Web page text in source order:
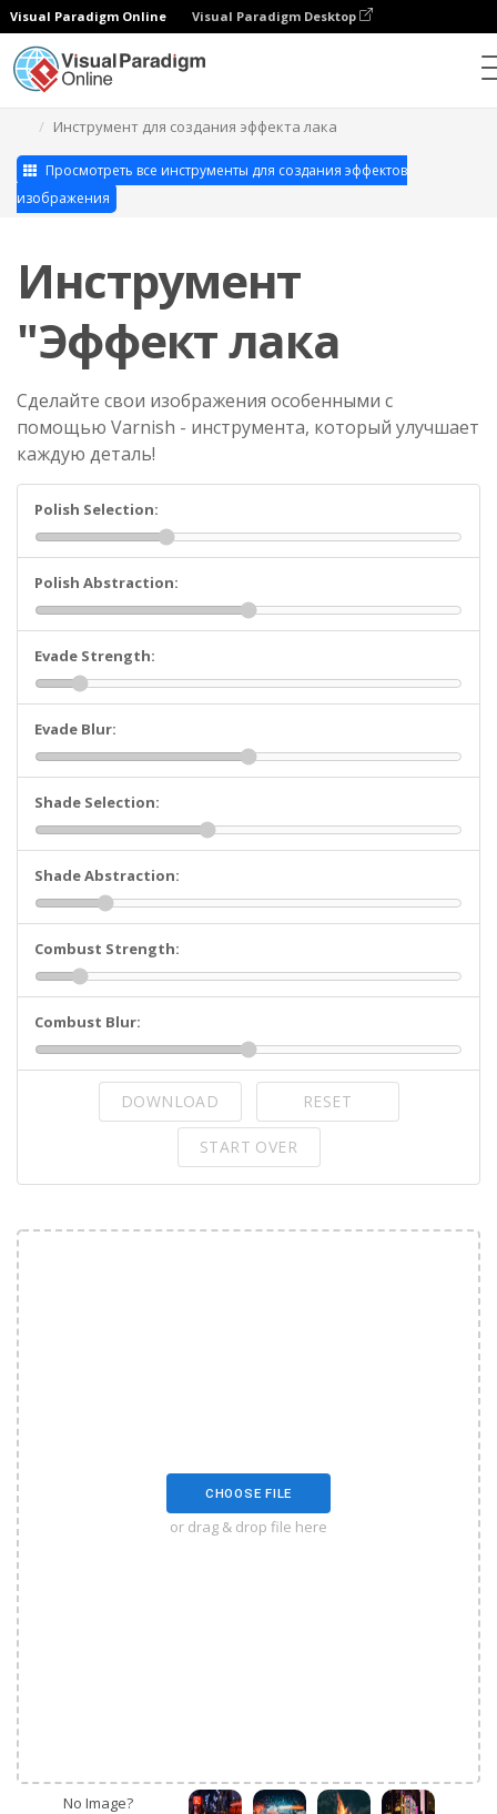
Visual Paradigm Online Visual Paradigm Desktop
Инструмент для создания эффекта лака
Просмотреть все инструменты для создания эффектов
изображения
Инструмент
"Эффект лака
Сделайте свои изображения особенными с
помощью Varnish - инструмента, который улучшает
каждую деталь!
Polish Selection:
Polish Abstraction:
Evade Strength:
Evade Blur:
Shade Selection:
Shade Abstraction:
Combust Strength:
Combust Blur:
DOWNLOAD RESET
START OVER
CHOOSE FILE
or drag & drop file here
No Image?